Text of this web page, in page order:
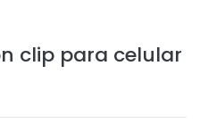
clip para celular